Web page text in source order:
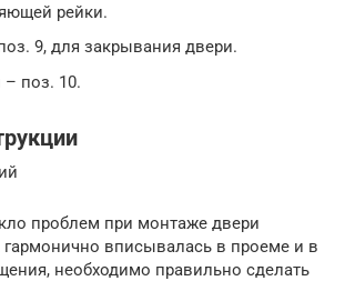
рейки.
9, для закрывания двери.
поз. 10.
проблем при монтаже двери
вписывалась в проеме и в
необходимо правильно сделать